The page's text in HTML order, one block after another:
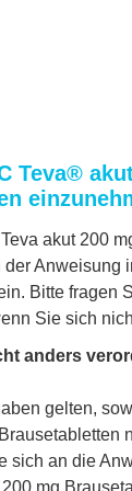
Teva®
akut 200
der Anweisung
Bitte fragen
Sie sich
anders
gelten,
sich an die
mg